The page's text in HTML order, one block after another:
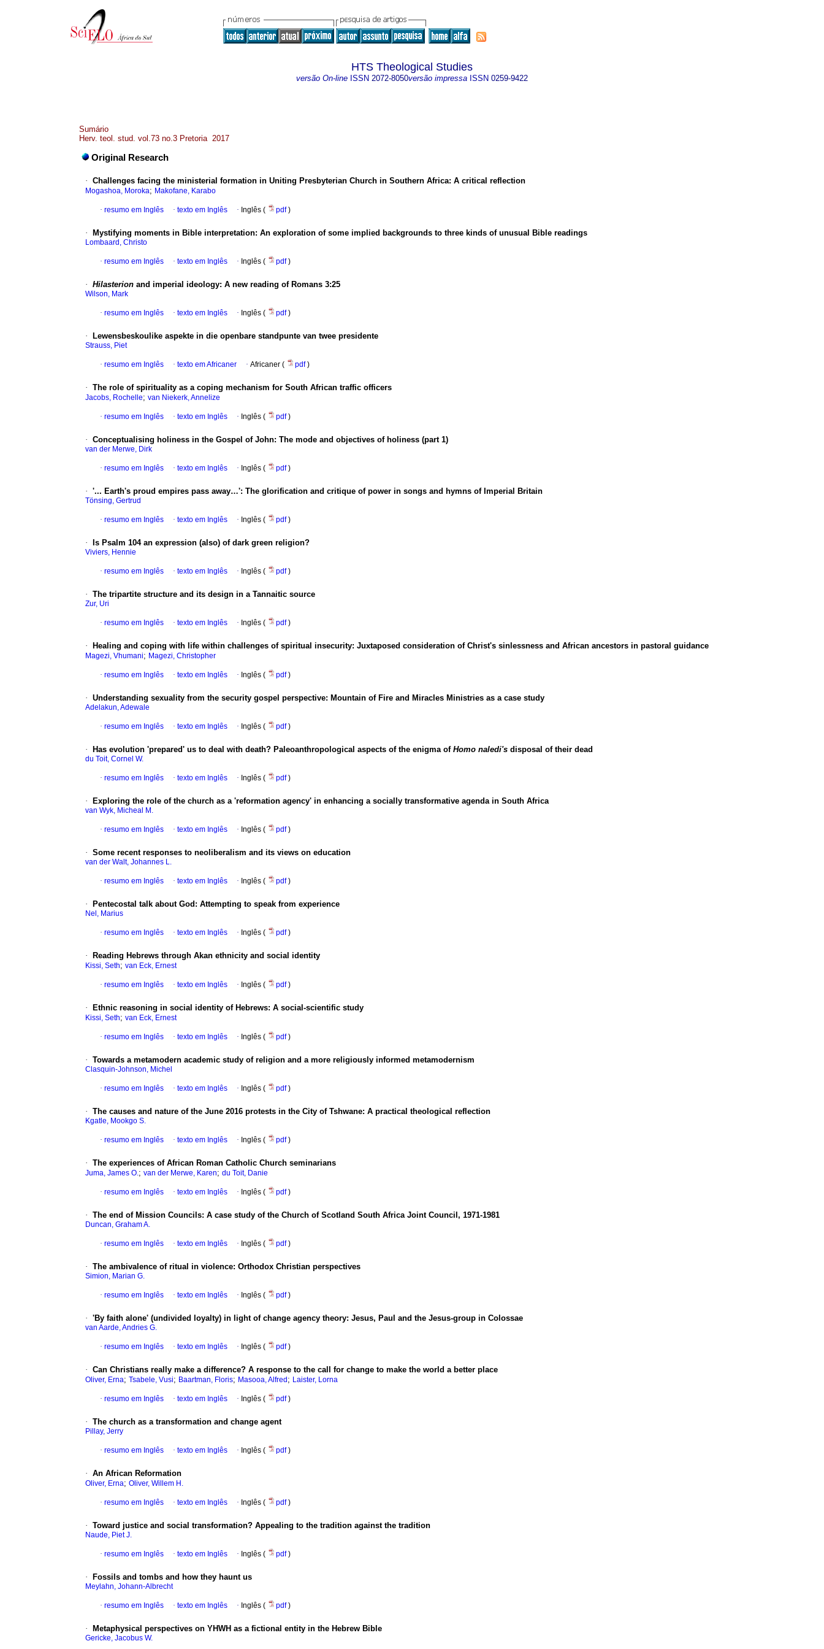
HTS Theological Studies
versão On-line ISSN 2072-8050versão impressa ISSN 0259-9422
Sumário
Herv. teol. stud. vol.73 no.3 Pretoria 2017
Original Research
· Challenges facing the ministerial formation in Uniting Presbyterian Church in Southern Africa: A critical reflection
Mogashoa, Moroka; Makofane, Karabo
· resumo em Inglês · texto em Inglês · Inglês ( pdf)
· Mystifying moments in Bible interpretation: An exploration of some implied backgrounds to three kinds of unusual Bible readings
Lombaard, Christo
· resumo em Inglês · texto em Inglês · Inglês ( pdf)
· Hilasterion and imperial ideology: A new reading of Romans 3:25
Wilson, Mark
· resumo em Inglês · texto em Inglês · Inglês ( pdf)
· Lewensbeskoulike aspekte in die openbare standpunte van twee presidente
Strauss, Piet
· resumo em Inglês · texto em Africaner · Africaner ( pdf)
· The role of spirituality as a coping mechanism for South African traffic officers
Jacobs, Rochelle; van Niekerk, Annelize
· resumo em Inglês · texto em Inglês · Inglês ( pdf)
· Conceptualising holiness in the Gospel of John: The mode and objectives of holiness (part 1)
van der Merwe, Dirk
· resumo em Inglês · texto em Inglês · Inglês ( pdf)
· '... Earth's proud empires pass away…': The glorification and critique of power in songs and hymns of Imperial Britain
Tönsing, Gertrud
· resumo em Inglês · texto em Inglês · Inglês ( pdf)
· Is Psalm 104 an expression (also) of dark green religion?
Viviers, Hennie
· resumo em Inglês · texto em Inglês · Inglês ( pdf)
· The tripartite structure and its design in a Tannaitic source
Zur, Uri
· resumo em Inglês · texto em Inglês · Inglês ( pdf)
· Healing and coping with life within challenges of spiritual insecurity: Juxtaposed consideration of Christ's sinlessness and African ancestors in pastoral guidance
Magezi, Vhumani; Magezi, Christopher
· resumo em Inglês · texto em Inglês · Inglês ( pdf)
· Understanding sexuality from the security gospel perspective: Mountain of Fire and Miracles Ministries as a case study
Adelakun, Adewale
· resumo em Inglês · texto em Inglês · Inglês ( pdf)
· Has evolution 'prepared' us to deal with death? Paleoanthropological aspects of the enigma of Homo naledi's disposal of their dead
du Toit, Cornel W.
· resumo em Inglês · texto em Inglês · Inglês ( pdf)
· Exploring the role of the church as a 'reformation agency' in enhancing a socially transformative agenda in South Africa
van Wyk, Micheal M.
· resumo em Inglês · texto em Inglês · Inglês ( pdf)
· Some recent responses to neoliberalism and its views on education
van der Walt, Johannes L.
· resumo em Inglês · texto em Inglês · Inglês ( pdf)
· Pentecostal talk about God: Attempting to speak from experience
Nel, Marius
· resumo em Inglês · texto em Inglês · Inglês ( pdf)
· Reading Hebrews through Akan ethnicity and social identity
Kissi, Seth; van Eck, Ernest
· resumo em Inglês · texto em Inglês · Inglês ( pdf)
· Ethnic reasoning in social identity of Hebrews: A social-scientific study
Kissi, Seth; van Eck, Ernest
· resumo em Inglês · texto em Inglês · Inglês ( pdf)
· Towards a metamodern academic study of religion and a more religiously informed metamodernism
Clasquin-Johnson, Michel
· resumo em Inglês · texto em Inglês · Inglês ( pdf)
· The causes and nature of the June 2016 protests in the City of Tshwane: A practical theological reflection
Kgatle, Mookgo S.
· resumo em Inglês · texto em Inglês · Inglês ( pdf)
· The experiences of African Roman Catholic Church seminarians
Juma, James O.; van der Merwe, Karen; du Toit, Danie
· resumo em Inglês · texto em Inglês · Inglês ( pdf)
· The end of Mission Councils: A case study of the Church of Scotland South Africa Joint Council, 1971-1981
Duncan, Graham A.
· resumo em Inglês · texto em Inglês · Inglês ( pdf)
· The ambivalence of ritual in violence: Orthodox Christian perspectives
Simion, Marian G.
· resumo em Inglês · texto em Inglês · Inglês ( pdf)
· 'By faith alone' (undivided loyalty) in light of change agency theory: Jesus, Paul and the Jesus-group in Colossae
van Aarde, Andries G.
· resumo em Inglês · texto em Inglês · Inglês ( pdf)
· Can Christians really make a difference? A response to the call for change to make the world a better place
Oliver, Erna; Tsabele, Vusi; Baartman, Floris; Masooa, Alfred ; Laister, Lorna
· resumo em Inglês · texto em Inglês · Inglês ( pdf)
· The church as a transformation and change agent
Pillay, Jerry
· resumo em Inglês · texto em Inglês · Inglês ( pdf)
· An African Reformation
Oliver, Erna; Oliver, Willem H.
· resumo em Inglês · texto em Inglês · Inglês ( pdf)
· Toward justice and social transformation? Appealing to the tradition against the tradition
Naude, Piet J.
· resumo em Inglês · texto em Inglês · Inglês ( pdf)
· Fossils and tombs and how they haunt us
Meylahn, Johann-Albrecht
· resumo em Inglês · texto em Inglês · Inglês ( pdf)
· Metaphysical perspectives on YHWH as a fictional entity in the Hebrew Bible
Gericke, Jacobus W.